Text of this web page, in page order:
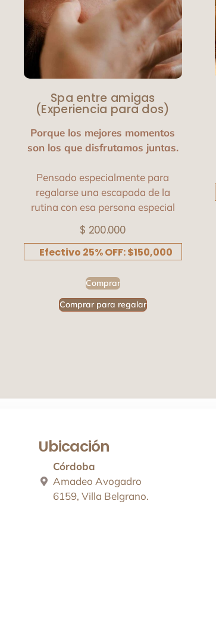
Spa entre amigas
(Experiencia para dos)
Porque los mejores momentos
son los que disfrutamos juntas.
Pensado especialmente para
regalarse una escapada de la
rutina con esa persona especial
$ 200.000
Efectivo 25% OFF: $150,000
Comprar
Comprar para regalar
Ubicación
Córdoba
Amadeo Avogadro
6159, Villa Belgrano.